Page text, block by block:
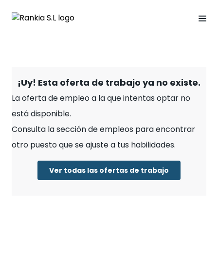
¡Uy! Esta oferta de trabajo ya no existe.
La oferta de empleo a la que intentas optar no
está disponible.
Consulta la sección de empleos para encontrar
otro puesto que se ajuste a tus habilidades.
Ver todas las ofertas de trabajo